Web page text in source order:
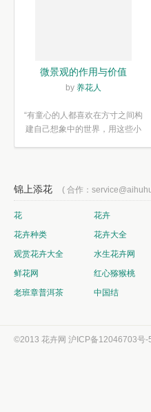
微景观的作用与价值
by 养花人
“有童心的人都喜欢在方寸之间构
建自己想象中的世界，用这些小
锦上添花 ( 合作：
花 花卉
花卉种类
花卉大全
观赏花卉大全
水生花卉网
鲜花网
红心猕猴桃
老班章普洱茶
中国结
©2013 花卉网 沪ICP备12046703号-